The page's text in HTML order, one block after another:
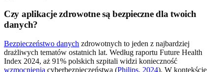
Czy aplikacje zdrowotne są bezpieczne dla twoich
danych?
Bezpieczeństwo danych zdrowotnych to jeden z najbardziej
drażliwych tematów ostatnich lat. Według raportu Future Health
Index 2024, aż 91% polskich szpitali widzi konieczność
wzmocnienia cyberbezpieczeństwa (Philips, 2024). W kontekście